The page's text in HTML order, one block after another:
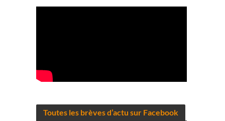
Toutes les brèves d’actu sur Facebook